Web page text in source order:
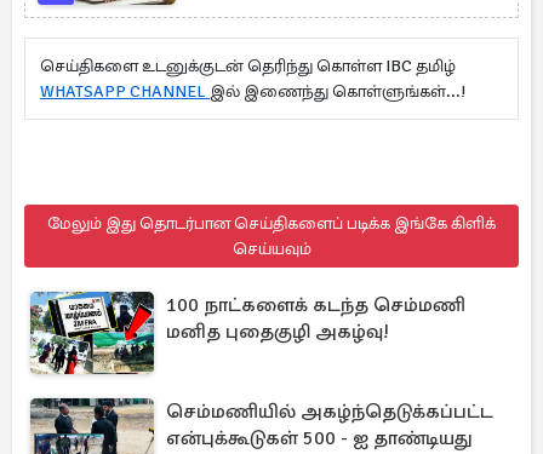
செய்திகளை உடனுக்குடன் தெரிந்து கொள்ள IBC தமிழ்
WHATSAPP CHANNEL இல் இணைந்து கொள்ளுங்கள்...!
மேலும் இது தொடர்பான செய்திகளைப் படிக்க இங்கே கிளிக்
செய்யவும்
100 நாட்களைக் கடந்த செம்மணி
மனித புதைகுழி அகழ்வு!
செம்மணியில் அகழ்ந்தெடுக்கப்பட்ட
என்புக்கூடுகள் 500 - ஐ தாண்டியது